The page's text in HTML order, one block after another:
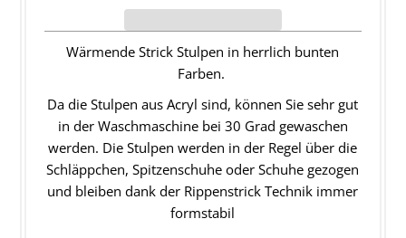
Wärmende Strick Stulpen in herrlich bunten
Farben.
Da die Stulpen aus Acryl sind, können Sie sehr gut
in der Waschmaschine bei 30 Grad gewaschen
werden. Die Stulpen werden in der Regel über die
Schläppchen, Spitzenschuhe oder Schuhe gezogen
und bleiben dank der Rippenstrick Technik immer
formstabil